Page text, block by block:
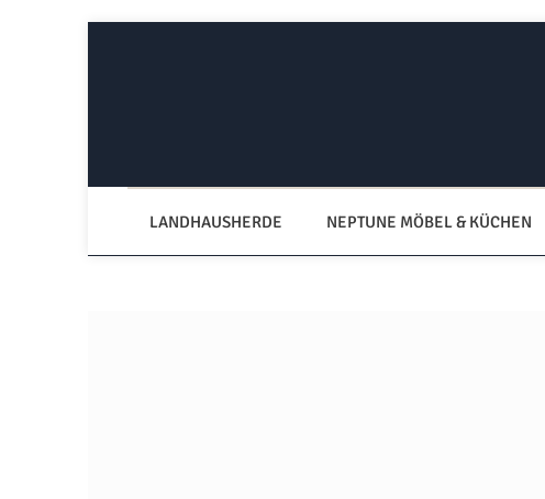
LANDHAUSHERDE NEPTUNE MÖBEL & KÜCHEN